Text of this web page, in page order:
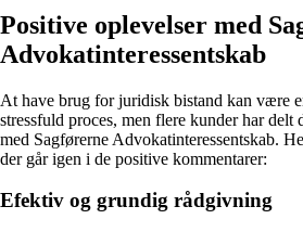
Positive oplevelser med
Advokatinteressentskab
At have brug for juridisk bistand kan være
stressfuld proces, men flere kunder har delt
med Sagførerne Advokatinteressentskab.
der går igen i de positive kommentarer:
Efektiv og grundig rådgivning